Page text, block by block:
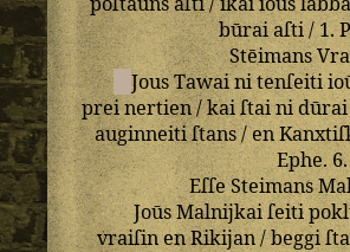
būrai aſti/1.
Stēimans
JousTawainitenſeiti
preinertien/kaiſtainidūrai
auginneitiſtans/en
Ephe.6.
EſſeSteimans
JoūsMalnijkaiſeiti
vraiſin enRikijan/beggi ſta